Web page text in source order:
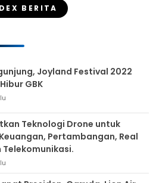
BERITA
Joyland Festival 2022
GBK
Teknologi Drone untuk
Pertambangan, Real
Telekomunikasi.